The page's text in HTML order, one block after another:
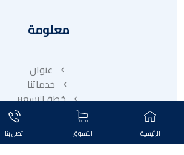
معلومة
عنوان
خدماتنا
خطة التسعير
شركة تابعة
المتاجر
الرئيسية التسوق اتصل بنا